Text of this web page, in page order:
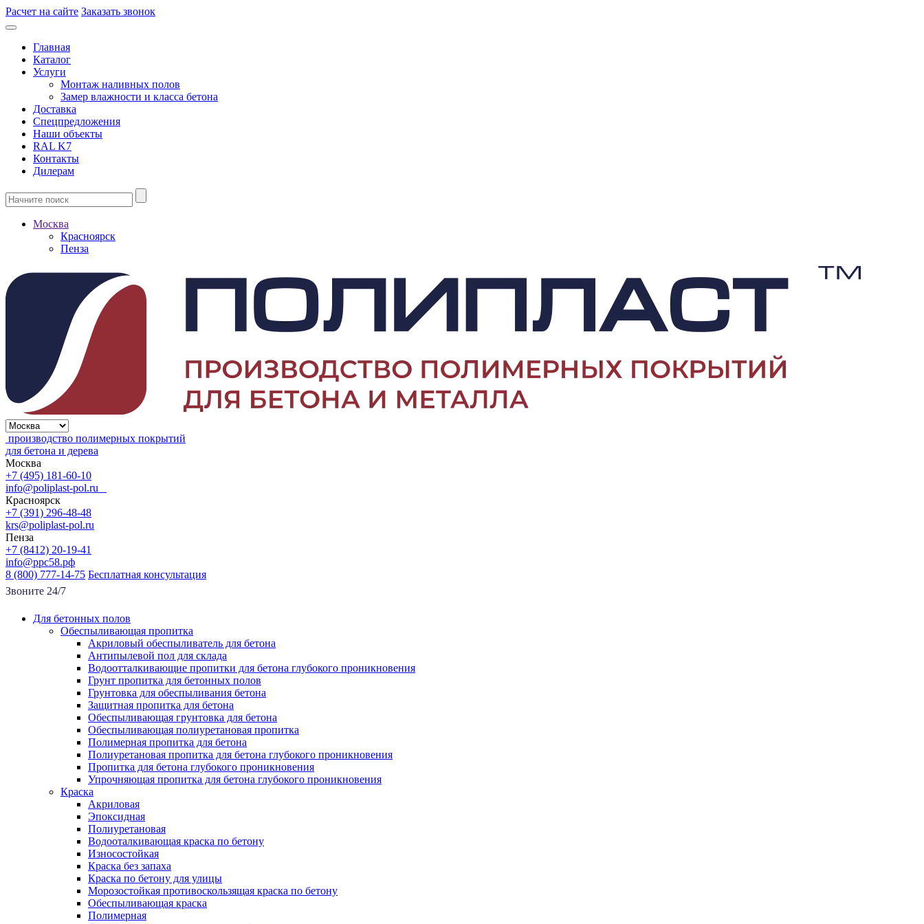
Расчет на сайте Заказать звонок
Главная
Каталог
Услуги
Монтаж наливных полов
Замер влажности и класса бетона
Доставка
Спецпредложения
Наши объекты
RAL K7
Контакты
Дилерам
Москва
Красноярск
Пенза
производство полимерных покрытий
для бетона и дерева
Москва
+7 (495) 181-60-10
info@poliplast-pol.ru
Красноярск
+7 (391) 296-48-48
krs@poliplast-pol.ru
Пенза
+7 (8412) 20-19-41
info@ррс58.рф
8 (800) 777-14-75 Бесплатная консультация
Звоните 24/7
Для бетонных полов
Обеспыливающая пропитка
Акриловый обеспыливатель для бетона
Антипылевой пол для склада
Водоотталкивающие пропитки для бетона глубокого проникновения
Грунт пропитка для бетонных полов
Грунтовка для обеспыливания бетона
Защитная пропитка для бетона
Обеспыливающая грунтовка для бетона
Обеспыливающая полиуретановая пропитка
Полимерная пропитка для бетона
Полиуретановая пропитка для бетона глубокого проникновения
Пропитка для бетона глубокого проникновения
Упрочняющая пропитка для бетона глубокого проникновения
Краска
Акриловая
Эпоксидная
Полиуретановая
Водооталкивающая краска по бетону
Износостойкая
Краска без запаха
Краска по бетону для улицы
Морозостойкая противоскользящая краска по бетону
Обеспыливающая краска
Полимерная